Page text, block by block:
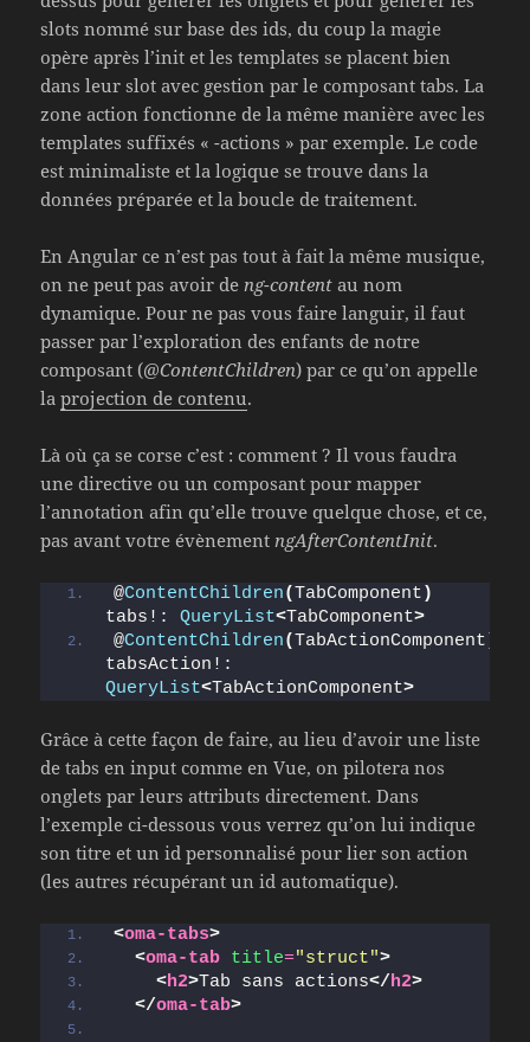
slots nommé sur base des ids, du coup la magie
opère après l’init et les templates se placent bien
dans leur slot avec gestion par le composant tabs. La
zone action fonctionne de la même manière avec les
templates suffixés « -actions » par exemple. Le code
est minimaliste et la logique se trouve dans la
données préparée et la boucle de traitement.
En Angular ce n’est pas tout à fait la même musique,
on ne peut pas avoir deng-content au nom
dynamique. Pour ne pas vous faire languir, il faut
passer par l’exploration des enfants de notre
composant (@ContentChildren) par ce qu’on appelle
laprojection de contenu.
Là où ça se corse c’est : comment ? Il vous faudra
une directive ou un composant pour mapper
l’annotation afin qu’elle trouve quelque chose, et ce,
pas avant votre évènementngAfterContentInit.
@ContentChildren(TabComponent )
tabs!: QueryList<TabComponent>
@ContentChildren(TabActionComponent
QueryList<TabActionComponent>
Grâce à cette façon de faire, au lieu d’avoir une liste
de tabs en input comme en Vue, on pilotera nos
onglets par leurs attributs directement. Dans
l’exemple ci-dessous vous verrez qu’on lui indique
son titre et un id personnalisé pour lier son action
(les autres récupérant un id automatique).
<oma-tabs>
<oma-tab title="struct">
<h2>Tab sans actions</h2>
</oma-tab>